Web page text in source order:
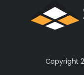
Copyright